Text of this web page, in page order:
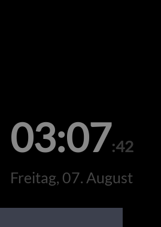
03:07:42
Freitag, 07. August